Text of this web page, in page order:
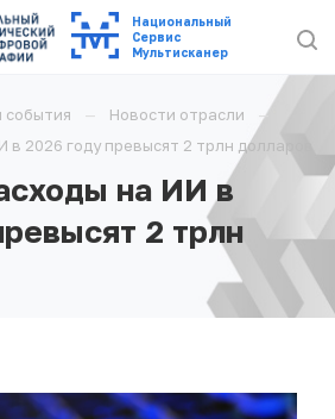
Национальный
Cервис
Мультисканер
события
Новости отрасли
2026 году превысят 2 трлн долларов
на ИИ в
2 трлн